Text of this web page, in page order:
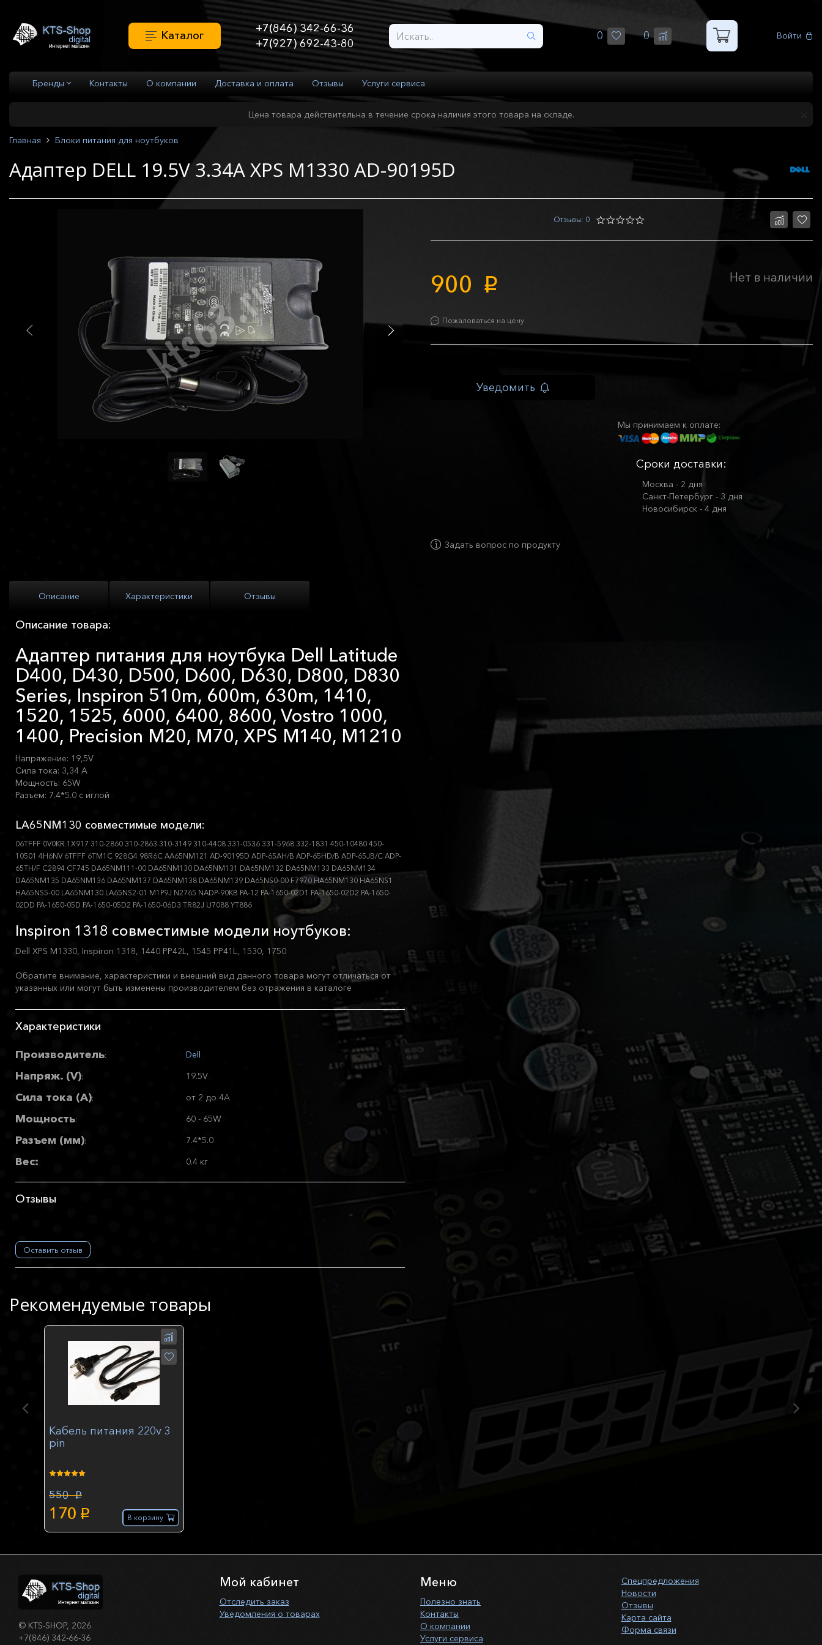
Каталог
+7(846) 342-66-36
+7(927) 692-43-80
0 0 Войти
Бренды Контакты О компании Доставка и оплата Отзывы Услуги сервиса
Цена товара действительна в течение срока наличия этого товара на складе.
Главная Блоки питания для ноутбуков
Адаптер DELL 19.5V 3.34А XPS M1330 AD-90195D
Отзывы: 0
900 p
Пожаловаться на цену
Нет в наличии
Уведомить
Мы принимаем к оплате:
Сроки доставки:
Москва - 2 дня
Санкт-Петербург - 3 дня
Новосибирск - 4 дня
Задать вопрос по продукту
Описание Характеристики Отзывы
Описание товара:
Адаптер питания для ноутбука Dell Latitude
D400, D430, D500, D600, D630, D800, D830
Series, Inspiron 510m, 600m, 630m, 1410,
1520, 1525, 6000, 6400, 8600, Vostro 1000,
1400, Precision M20, M70, XPS M140, M1210
Напряжение: 19,5V
Сила тока: 3,34 А
Мощность: 65W
Разъем: 7.4*5.0 с иглой
LA65NM130 совместимые модели:
06TFFF 0V0KR 1X917 310-2860 310-2863 310-3149 310-4408 331-0536 331-5968 332-1831 450-10480 450-
10501 4H6NV 6TFFF 6TM1C 928G4 98R6C AA65NM121 AD-90195D ADP-65AH/B ADP-65HD/B ADP-65JB/C ADP-
65TH/F C2894 CF745 DA65NM111-00 DA65NM130 DA65NM131 DA65NM132 DA65NM133 DA65NM134
DA65NM135 DA65NM136 DA65NM137 DA65NM138 DA65NM139 DA65NS0-00 F7970 HA65NM130 HA65NS1
HA65NS5-00 LA65NM130 LA65NS2-01 M1P9J N2765 NADP-90KB PA-12 PA-1650-02D1 PA-1650-02D2 PA-1650-
02DD PA-1650-05D PA-1650-05D2 PA-1650-06D3 TR82J U7088 YT886
Inspiron 1318 совместимые модели ноутбуков:
Dell XPS M1330, Inspiron 1318, 1440 PP42L, 1545 PP41L, 1530, 1750
Обратите внимание, характеристики и внешний вид данного товара могут отличаться от
указанных или могут быть изменены производителем без отражения в каталоге
Характеристики
Производитель: Dell
Напряж. (V): 19.5V
Сила тока (А): от 2 до 4A
Мощность: 60 - 65W
Разъем (мм): 7.4*5.0
Вес: 0.4 кг
Отзывы
Оставить отзыв
Рекомендуемые товары
Кабель питания 220v 3
pin
550 p
170 p В корзину
© KTS-SHOP, 2026
+7(846) 342-66-36
Мой кабинет
Отследить заказ
Уведомления о товарах
Меню
Полезно знать
Контакты
О компании
Услуги сервиса
Спецпредложения
Новости
Отзывы
Карта сайта
Форма связи